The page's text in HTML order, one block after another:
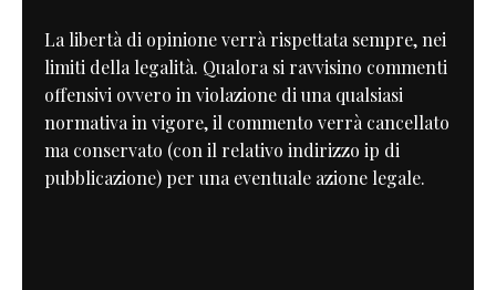
La libertà di opinione verrà rispettata sempre, nei
limiti della legalità. Qualora si ravvisino commenti
offensivi ovvero in violazione di una qualsiasi
normativa in vigore, il commento verrà cancellato
ma conservato (con il relativo indirizzo ip di
pubblicazione) per una eventuale azione legale.